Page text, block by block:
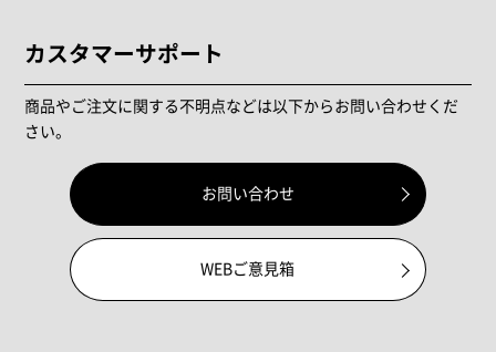
カスタマーサポート
商品やご注文に関する不明点などは以下からお問い合わせくだ
さい。
お問い合わせ
WEBご意見箱